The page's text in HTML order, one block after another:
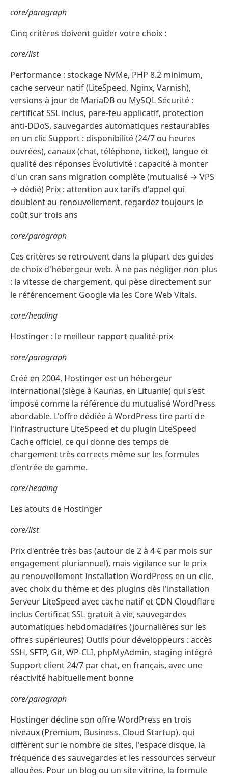
core/paragraph
Cinq critères doivent guider votre choix :
core/list
Performance : stockage NVMe, PHP 8.2 minimum,
cache serveur natif (LiteSpeed, Nginx, Varnish),
versions à jour de MariaDB ou MySQL Sécurité :
certificat SSL inclus, pare-feu applicatif, protection
anti-DDoS, sauvegardes automatiques restaurables
en un clic Support : disponibilité (24/7 ou heures
ouvrées), canaux (chat, téléphone, ticket), langue et
qualité des réponses Évolutivité : capacité à monter
d'un cran sans migration complète (mutualisé → VPS
→ dédié) Prix : attention aux tarifs d'appel qui
doublent au renouvellement, regardez toujours le
coût sur trois ans
core/paragraph
Ces critères se retrouvent dans la plupart des guides
de choix d'hébergeur web. À ne pas négliger non plus
: la vitesse de chargement, qui pèse directement sur
le référencement Google via les Core Web Vitals.
core/heading
Hostinger : le meilleur rapport qualité-prix
core/paragraph
Créé en 2004, Hostinger est un hébergeur
international (siège à Kaunas, en Lituanie) qui s'est
imposé comme la référence du mutualisé WordPress
abordable. L'offre dédiée à WordPress tire parti de
l'infrastructure LiteSpeed et du plugin LiteSpeed
Cache officiel, ce qui donne des temps de
chargement très corrects même sur les formules
d'entrée de gamme.
core/heading
Les atouts de Hostinger
core/list
Prix d'entrée très bas (autour de 2 à 4 € par mois sur
engagement pluriannuel), mais vigilance sur le prix
au renouvellement Installation WordPress en un clic,
avec choix du thème et des plugins dès l'installation
Serveur LiteSpeed avec cache natif et CDN Cloudflare
inclus Certificat SSL gratuit à vie, sauvegardes
automatiques hebdomadaires (journalières sur les
offres supérieures) Outils pour développeurs : accès
SSH, SFTP, Git, WP-CLI, phpMyAdmin, staging intégré
Support client 24/7 par chat, en français, avec une
réactivité habituellement bonne
core/paragraph
Hostinger décline son offre WordPress en trois
niveaux (Premium, Business, Cloud Startup), qui
diffèrent sur le nombre de sites, l'espace disque, la
fréquence des sauvegardes et les ressources serveur
allouées. Pour un blog ou un site vitrine, la formule